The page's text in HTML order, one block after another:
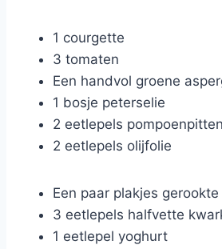
1 courgette
3 tomaten
Een handvol groene
1 bosje peterselie
2 eetlepels pompoenpitten
2 eetlepels olijfolie
Een paar plakjes gerookte
3 eetlepels halfvette
1 eetlepel yoghurt